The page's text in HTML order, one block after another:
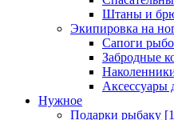
Штаны и
Экипировка на
Сапоги
Забродные
Аксессуары
Нужное
Подарки рыбаку